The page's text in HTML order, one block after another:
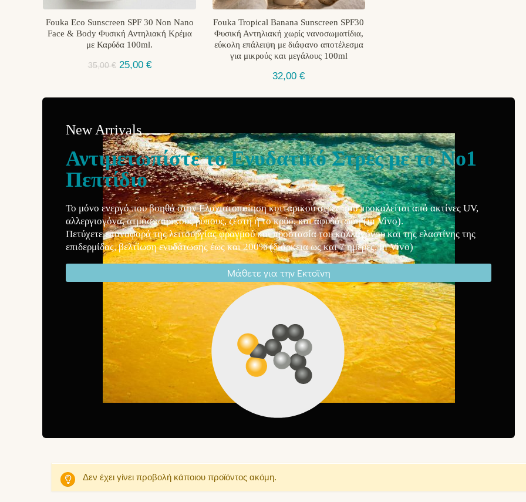
Fouka Eco Sunscreen SPF 30 Non Nano
Face & Body Φυσική Αντηλιακή Κρέμα
με Καρύδα 100ml.
35,00€ 25,00 €
Fouka Tropical Banana Sunscreen SPF30
Φυσική Αντηλιακή χωρίς νανοσωματίδια,
εύκολη επάλειψη με διάφανο αποτέλεσμα
για μικρούς και μεγάλους 100ml
32,00€
New Arrivals
Αντιμετωπίστε το Ενυδατικό Στρες με το Νο1
Πεπτίδιο
Το μόνο ενεργό που βοηθά στην Ελαχιστοποίηση κυτταρικού στρες που προκαλείται από ακτίνες UV,
αλλεργιογόνα, ατμοσφαιρικούς ρύπους, ζέστη ή το κρύο, και αφυδάτωση (in Vivo).
Πετύχετε επαναφορά της λειτουργίας φραγμού και προστασία του κολλαγόνου και της ελαστίνης της
επιδερμίδας, βελτίωση ενυδάτωσης έως και 200% (διάρκεια ως και 7 ημέρες, in Vivo)
Μάθετε για την Εκτοϊνη
Δεν έχει γίνει προβολή κάποιου προϊόντος ακόμη.